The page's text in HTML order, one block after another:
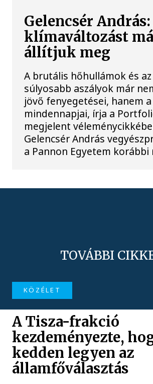
Gelencsér
klímaváltozást
állítjuk meg
A brutális hőhullámok és
súlyosabb aszályok már
jövő fenyegetései, hanem
mindennapjai, írja a
megjelent
Gelencsér András
a Pannon Egyetem
TOVÁBBI
KÖZÉLET
A Tisza-frakció
kezdeményezte,
kedden legyen az
államfőválasztás